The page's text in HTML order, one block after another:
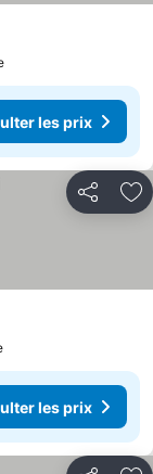
les prix
les prix
Partager
les prix
les prix